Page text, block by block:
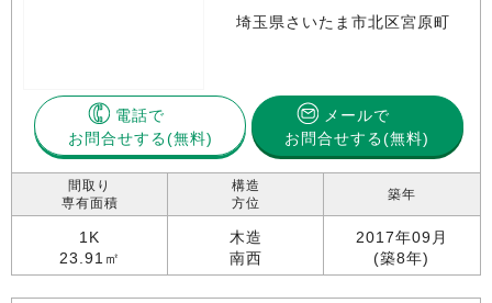
埼玉県さいたま市北区宮原町
電話で
お問合せする
メールで
お問合せする(無料)
間取り
専有面積
1K
23.91㎡
構造
方位
木造
南西
築年
2017年09月
(築8年)